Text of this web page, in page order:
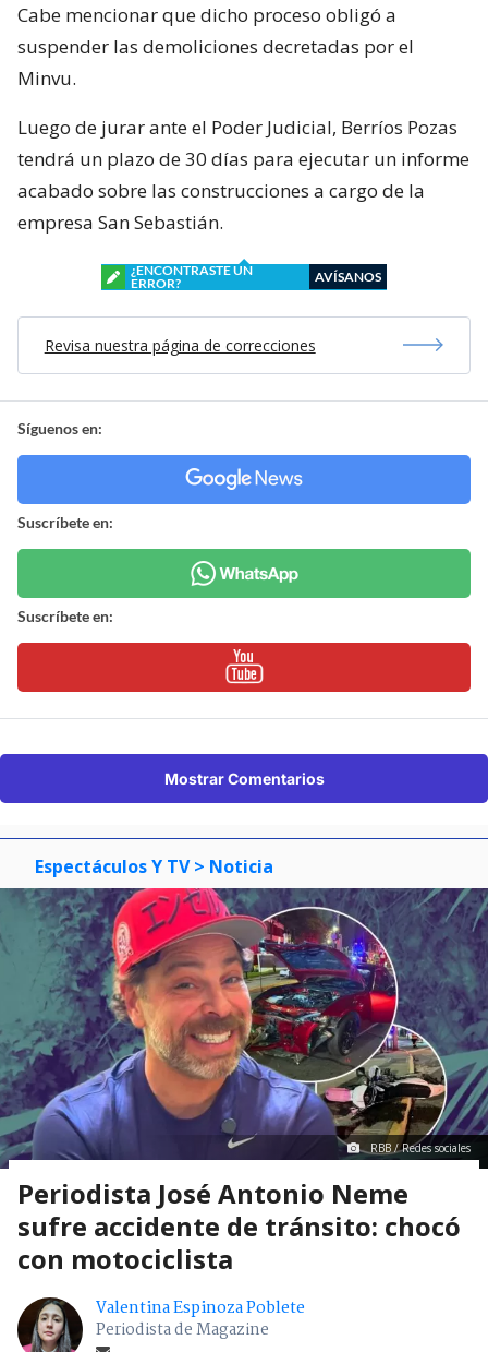
Cabe mencionar que dicho proceso obligó a
suspender las demoliciones decretadas por el
Minvu.
Luego de jurar ante el Poder Judicial, Berríos Pozas
tendrá un plazo de 30 días para ejecutar un informe
acabado sobre las construcciones a cargo de la
empresa San Sebastián.
¿ENCONTRASTE UN
ERROR?
AVÍSANOS
Revisa nuestra página de correcciones
Síguenos en:
Suscríbete en:
Suscríbete en:
Mostrar Comentarios
Espectáculos Y TV > Noticia
RBB / Redes sociales
Periodista José Antonio Neme
sufre accidente de tránsito: chocó
con motociclista
Valentina Espinoza Poblete
Periodista de Magazine